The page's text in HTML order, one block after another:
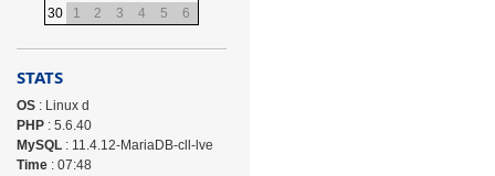
30
1 2 3 4 5 6
STATS
OS: Linux d
PHP: 5.6.40
MySQL: 11.4.12-MariaDB-cll-lve
Time: 07:48